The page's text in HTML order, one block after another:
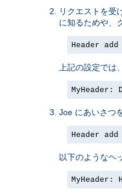
リクエストを受
に知るためや、
Header add
上記の設定で
MyHeader:
Joe にあいさつ
Header
以下のようなヘ